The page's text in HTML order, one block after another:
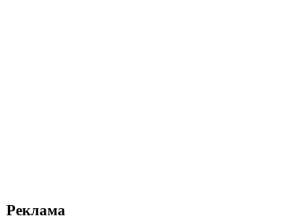
Реклама